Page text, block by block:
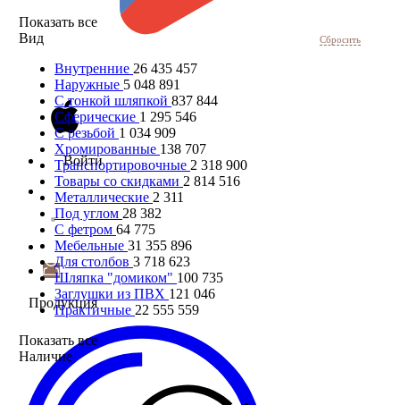
Войти
Продукция
Показать все
Вид
Сбросить
Внутренние 26 435 457
Наружные 5 048 891
С тонкой шляпкой 837 844
Сферические 1 295 546
С резьбой 1 034 909
Хромированные 138 707
Транспортировочные 2 318 900
Товары со скидками 2 814 516
Металлические 2 311
Под углом 28 382
С фетром 64 775
Мебельные 31 355 896
Для столбов 3 718 623
Шляпка "домиком" 100 735
Заглушки из ПВХ 121 046
Практичные 22 555 559
Показать все
Наличие